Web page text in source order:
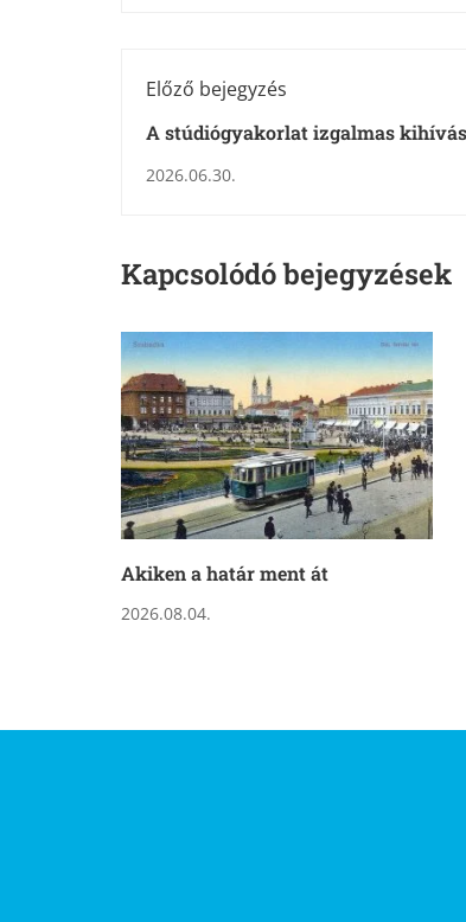
Előző bejegyzés
A stúdiógyakorlat izgalmas kihívás
2026.06.30.
Kapcsolódó bejegyzések
Akiken a határ ment át
2026.08.04.